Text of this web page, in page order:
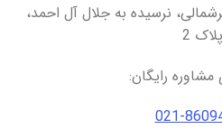
نرسیده به جلال آل احمد،
پلاک 2
رایگان:
021-